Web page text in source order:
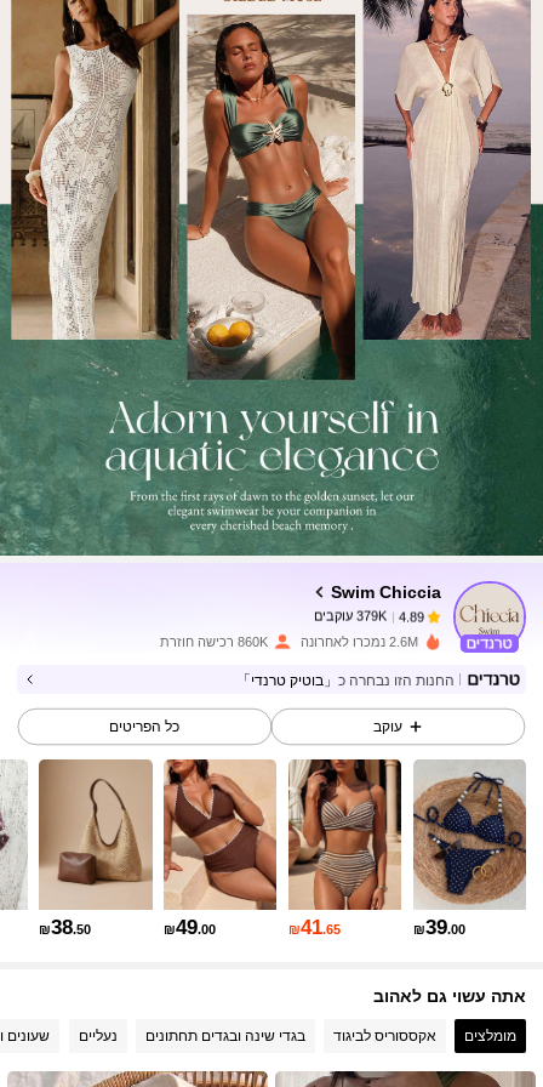
Swim Chiccia
4.89 379K עוקבים
4.89
379K עוקבים
o***3שילם לפני יום אחד
379K עוקבים
4.89 379K עוקבים
2.6M נמכרו לאחרונה 860K רכישה חוזרת
החנות הזו נבחרה כ 「בוטיק טרנדי」
עוקב כל הפריטים
₪39.00
₪41.65
₪49.00
₪38.50
אתה עשוי גם לאהוב
מומלצים אקססוריס לביגוד בגדי שינה ובגדים תחתונים נעליים שעונים